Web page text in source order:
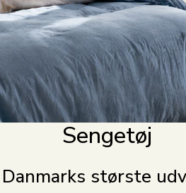
Sengetøj
Danmarks største